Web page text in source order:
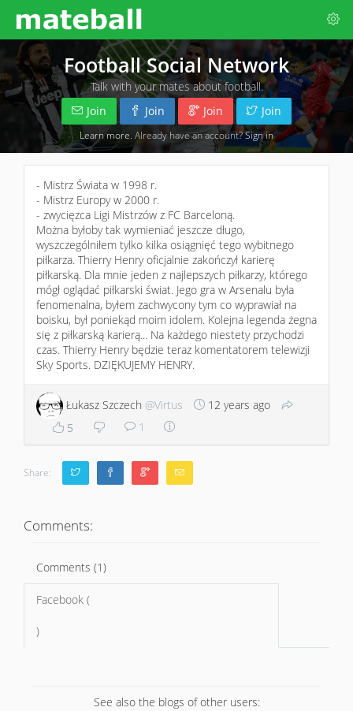
Football Social Network
Talk with your mates about football.
Join
Join Join Join
Learn more . Already have an account?Sign in
- Mistrz Świata w 1998 r.
- Mistrz Europy w 2000 r.
- zwycięzca Ligi Mistrzów z FC Barceloną.
Można byłoby tak wymieniać jeszcze długo,
wyszczególniłem tylko kilka osiągnięć tego wybitnego
piłkarza. Thierry Henry oficjalnie zakończył karierę
piłkarską. Dla mnie jeden z najlepszych piłkarzy, którego
mógł oglądać piłkarski świat. Jego gra w Arsenalu była
fenomenalna, byłem zachwycony tym co wyprawiał na
boisku, był poniekąd moim idolem. Kolejna legenda żegna
się z piłkarską karierą... Na każdego niestety przychodzi
czas. Thierry Henry będzie teraz komentatorem telewizji
Sky Sports. DZIĘKUJEMY HENRY.
Łukasz Szczech @Virtus
12 years ago
5
1
Share:
Comments:
Comments (1)
Facebook (
)
See also the blogs of other users: